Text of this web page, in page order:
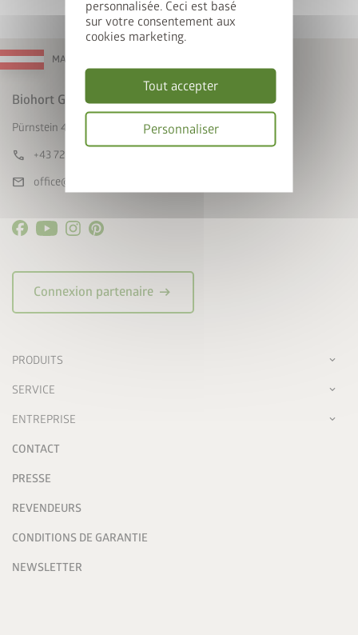
personnalisée. Ceci est basé
sur votre consentement aux
cookies marketing.
Tout accepter
Personnaliser
confidentialité
MADE IN AUSTRIA
Biohort GmbH
Pürnstein 43, A-4120 Neufelden
call +43 7282 / 7788 0
mail office@biohort.at
Connexion partenaire arrow_right_alt
PRODUITS
SERVICE
ENTREPRISE
CONTACT
PRESSE
REVENDEURS
CONDITIONS DE GARANTIE
NEWSLETTER